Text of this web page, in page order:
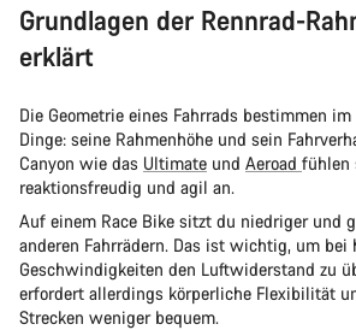
Grundlagen der Rennrad-
erklärt
Die Geometrie eines Fahrrads bestimmen
Dinge: seine Rahmenhöhe und sein
Canyon wie das Ultimate und Aeroad fühlen
reaktionsfreudig und agil an.
Auf einem Race Bike sitzt du niedriger und
anderen Fahrrädern. Das ist wichtig, um bei
Geschwindigkeiten den Luftwiderstand zu
erfordert allerdings körperliche Flexibilität
Strecken weniger bequem.